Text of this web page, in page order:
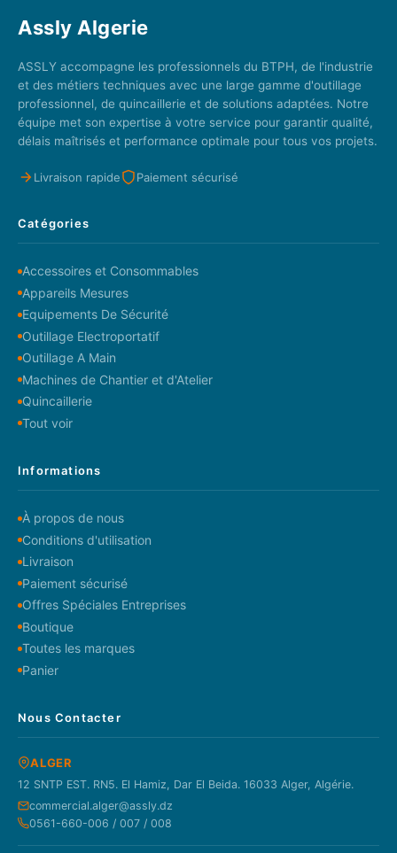
Assly Algerie
ASSLY accompagne les professionnels du BTPH, de l'industrie
et des métiers techniques avec une large gamme d'outillage
professionnel, de quincaillerie et de solutions adaptées. Notre
équipe met son expertise à votre service pour garantir qualité,
délais maîtrisés et performance optimale pour tous vos projets.
Livraison rapide Paiement sécurisé
Catégories
Accessoires et Consommables
Appareils Mesures
Equipements De Sécurité
Outillage Electroportatif
Outillage A Main
Machines de Chantier et d'Atelier
Quincaillerie
Tout voir
Informations
À propos de nous
Conditions d'utilisation
Livraison
Paiement sécurisé
Offres Spéciales Entreprises
Boutique
Toutes les marques
Panier
Nous Contacter
ALGER
12 SNTP EST. RN5. El Hamiz, Dar El Beida. 16033 Alger, Algérie.
commercial.alger@assly.dz
0561-660-006 / 007 / 008